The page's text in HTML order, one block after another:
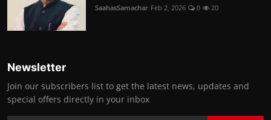
SaahasSamachar Feb 2, 2026 0 20
Newsletter
Join our subscribers list to get the latest news, updates and
special offers directly in your inbox